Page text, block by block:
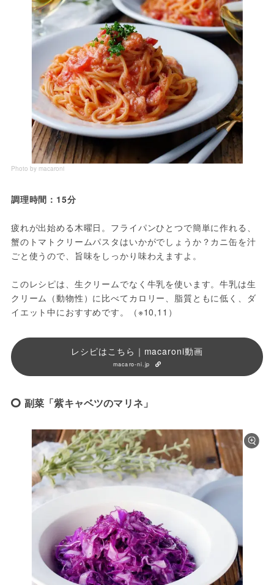
Photo by macaroni
調理時間：15分
疲れが出始める木曜日。フライパンひとつで簡単に作れる、
蟹のトマトクリームパスタはいかがでしょうか？カニ缶を汁
ごと使うので、旨味をしっかり味わえますよ。
このレシピは、生クリームでなく牛乳を使います。牛乳は生
クリーム（動物性）に比べてカロリー、脂質ともに低く、ダ
イエット中におすすめです。（※10,11）
レシピはこちら｜macaroni動画
macaro-ni.jp
副菜「紫キャベツのマリネ」